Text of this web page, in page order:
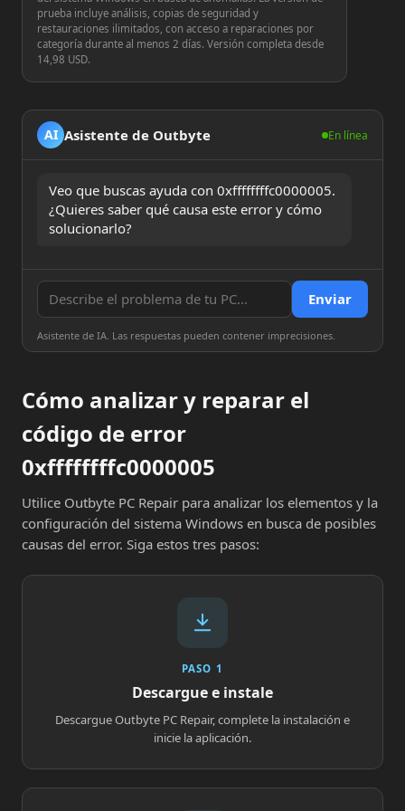
prueba incluye análisis, copias de seguridad y
restauraciones ilimitados, con acceso a reparaciones por
categoría durante al menos 2 días. Versión completa desde
14,98 USD.
AI Asistente de Outbyte En línea
Veo que buscas ayuda con 0xffffffffc0000005.
¿Quieres saber qué causa este error y cómo
solucionarlo?
Enviar
Asistente de IA. Las respuestas pueden contener imprecisiones.
Cómo analizar y reparar el
código de error
0xffffffffc0000005
Utilice Outbyte PC Repair para analizar los elementos y la
configuración del sistema Windows en busca de posibles
causas del error. Siga estos tres pasos:
PASO 1
Descargue e instale
Descargue Outbyte PC Repair, complete la instalación e
inicie la aplicación.